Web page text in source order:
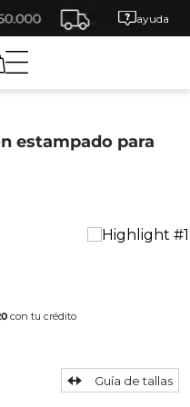
ayuda
estampado para
con tu crédito
Guía de tallas